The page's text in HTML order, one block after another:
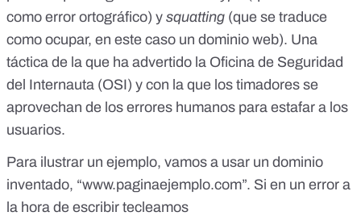
como error ortográfico) y squatting (que se traduce
como ocupar, en este caso un dominio web). Una
táctica de la que ha advertido la Oficina de Seguridad
del Internauta (OSI) y con la que los timadores se
aprovechan de los errores humanos para estafar a los
usuarios.
Para ilustrar un ejemplo, vamos a usar un dominio
inventado, “www.paginaejemplo.com”. Si en un error a
la hora de escribir tecleamos